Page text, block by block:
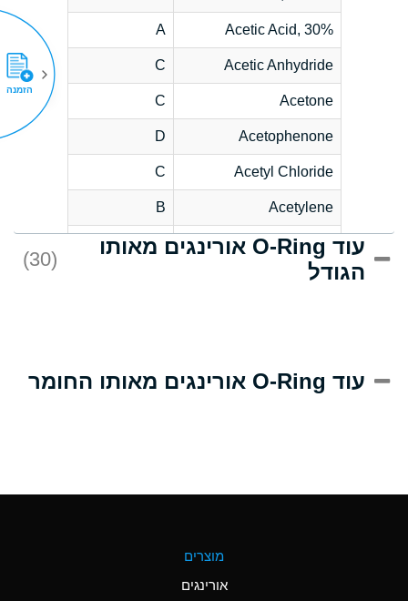
Acetic Acid, 30%
A
Acetic Anhydride
C
Acetone
C
Acetophenone
D
Acetyl Chloride
C
Acetylene
B
Acrlylonitrile
D
Adipic Acid
(Aqueous)
Aluminum Nitrate
עוד O-Ring אורינגים מאותו
הגודל
(30)
עוד O-Ring אורינגים מאותו החומר
מוצרים
אורינגים
הזמנה